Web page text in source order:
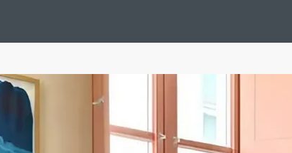
Design Suédois En Quelques Photos Idées Déco En 10 Photos